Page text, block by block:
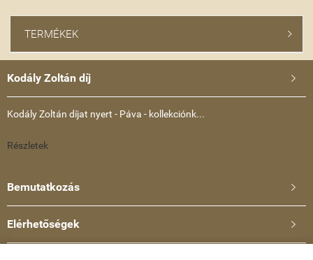
TERMÉKEK 
Kodály Zoltán díj 
Kodály Zoltán díjat nyert - Páva - kollekciónk...
Részletek
Bemutatkozás 
Elérhetőségek 